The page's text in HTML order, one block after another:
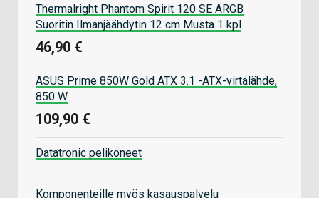
Thermalright Phantom Spirit 120 SE ARGB
Suoritin Ilmanjäähdytin 12 cm Musta 1 kpl
46,90 €
ASUS Prime 850W Gold ATX 3.1 -ATX-virtalähde,
850 W
109,90 €
Datatronic pelikoneet
Komponenteille myös kasauspalvelu